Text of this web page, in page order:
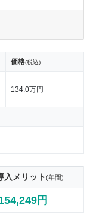
価格(税込)
134.0万円
入メリット(年間)
円